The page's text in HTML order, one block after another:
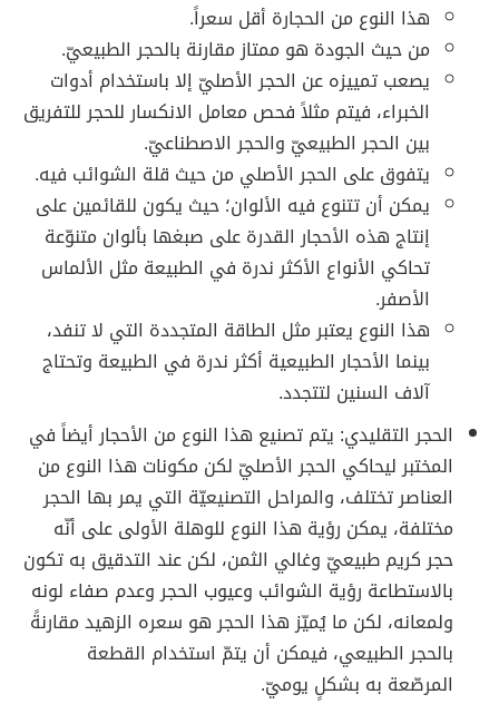
هذا النوع من الحجارة أقل سعراً.
من حيث الجودة هو ممتاز مقارنة بالحجر الطبيعيّ.
يصعب تمييزه عن الحجر الأصليّ إلا باستخدام أدوات
الخبراء، فيتم مثلاً فحص معامل الانكسار للحجر للتفريق
بين الحجر الطبيعيّ والحجر الاصطناعيّ.
يتفوق على الحجر الأصلي من حيث قلة الشوائب فيه.
يمكن أن تتنوع فيه الألوان؛ حيث يكون للقائمين على
إنتاج هذه الأحجار القدرة على صبغها بألوان متنوّعة
تحاكي الأنواع الأكثر ندرة في الطبيعة مثل الألماس
الأصفر.
هذا النوع يعتبر مثل الطاقة المتجددة التي لا تنفد،
بينما الأحجار الطبيعية أكثر ندرة في الطبيعة وتحتاج
آلاف السنين لتتجدد.
الحجر التقليدي: يتم تصنيع هذا النوع من الأحجار أيضاً في
المختبر ليحاكي الحجر الأصليّ لكن مكونات هذا النوع من
العناصر تختلف، والمراحل التصنيعيّة التي يمر بها الحجر
مختلفة، يمكن رؤية هذا النوع للوهلة الأولى على أنّه
حجر كريم طبيعيّ وغالي الثمن، لكن عند التدقيق به تكون
بالاستطاعة رؤية الشوائب وعيوب الحجر وعدم صفاء لونه
ولمعانه، لكن ما يُميّز هذا الحجر هو سعره الزهيد مقارنةً
بالحجر الطبيعي، فيمكن أن يتمّ استخدام القطعة
المرصّعة به بشكلٍ يوميّ.